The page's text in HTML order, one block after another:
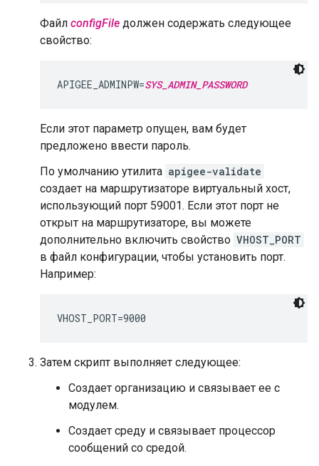
Файл configFile должен содержать следующее
свойство:
APIGEE_ADMINPW=SYS_ADMIN_PASSWORD
Если этот параметр опущен, вам будет
предложено ввести пароль.
По умолчанию утилита apigee-validate
создает на маршрутизаторе виртуальный хост,
использующий порт 59001. Если этот порт не
открыт на маршрутизаторе, вы можете
дополнительно включить свойство VHOST_PORT
в файл конфигурации, чтобы установить порт.
Например:
VHOST_PORT=9000
Затем скрипт выполняет следующее:
Создает организацию и связывает ее с
модулем.
Создает среду и связывает процессор
сообщений со средой.